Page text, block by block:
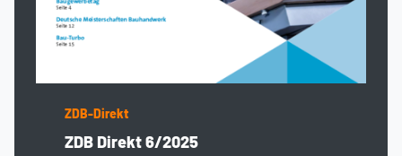
ZDB-Direkt
ZDB Direkt 6/2025